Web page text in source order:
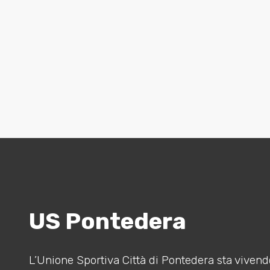
US Pontedera
L’Unione Sportiva Città di Pontedera sta